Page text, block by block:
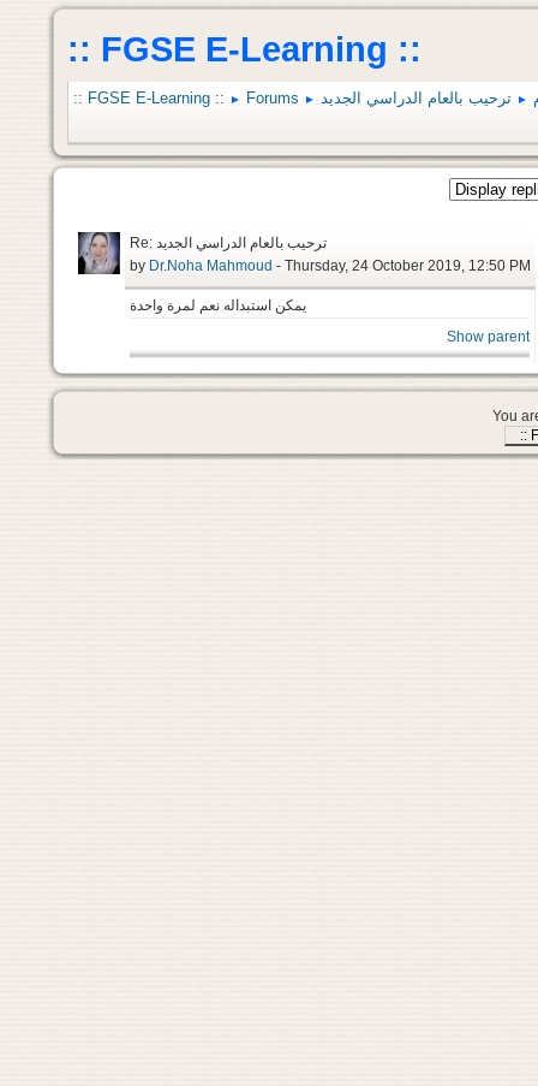
:: FGSE E-Learning ::
:: FGSE E-Learning :: ► Forums ► ► ترحيب بالعام الدراسي الجديد
Re: ترحيب بالعام الدراسي الجديد
by Dr.Noha Mahmoud - Thursday, 24 October 2019, 12:50 PM
يمكن استبداله نعم لمرة واحدة
Show parent
You
::